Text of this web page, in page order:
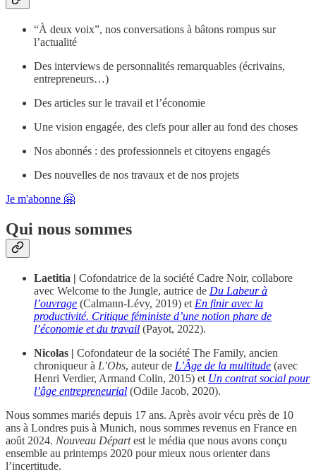
“À deux voix”, nos conversations à bâtons rompus sur
l’actualité
Des interviews de personnalités remarquables (écrivains,
entrepreneurs…)
Des articles sur le travail et l’économie
Une vision engagée, des clefs pour aller au fond des choses
Nos abonnés : des professionnels et citoyens engagés
Des nouvelles de nos travaux et de nos projets
Je m'abonne 🤗
Qui nous sommes
Laetitia | Cofondatrice de la société Cadre Noir, collabore
avec Welcome to the Jungle, autrice de Du Labeur à
l’ouvrage (Calmann-Lévy, 2019) et En finir avec la
productivité. Critique féministe d’une notion phare de
l’économie et du travail (Payot, 2022).
Nicolas | Cofondateur de la société The Family, ancien
chroniqueur à L’Obs, auteur de L’Âge de la multitude (avec
Henri Verdier, Armand Colin, 2015) et Un contrat social pour
l’âge entrepreneurial (Odile Jacob, 2020).
Nous sommes mariés depuis 17 ans. Après avoir vécu près de 10
ans à Londres puis à Munich, nous sommes revenus en France en
août 2024. Nouveau Départest le média que nous avons conçu
ensemble au printemps 2020 pour mieux nous orienter dans
l’incertitude.